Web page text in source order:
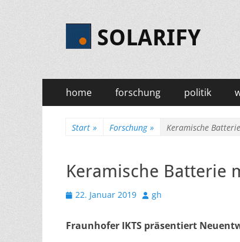
SOLARIFY
Primäres
Menü
Zum
Inhalt
home forschung politik
Start » Forschung » Keramische
Keramische Batterie
Veröffentlicht
22. Januar 2019 Autor
gh
Fraunhofer IKTS präsentiert